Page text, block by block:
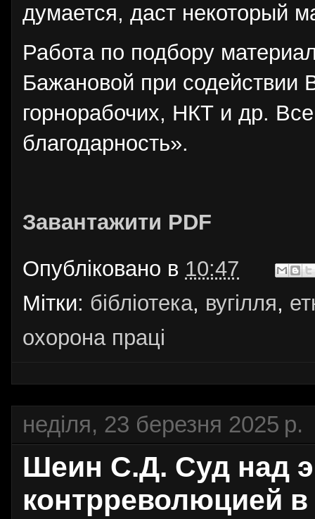
думается, даст некоторый
Работа по подбору
Бажановой при
горнорабочих, НКТ и др.
благодарность».
Завантажити PDF
Опубліковано в 10:47
Мітки: бібліотека, вугілля,
охорона праці
неділя, 23 березня 2025 р.
Шеин С.Д. Суд над
контрреволюцией